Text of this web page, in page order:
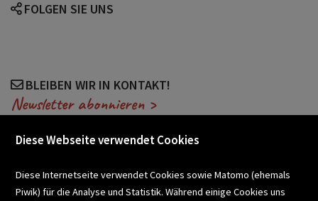
FOLGEN SIE UNS
BLEIBEN WIR IN KONTAKT!
Newsletter abonnieren >
Diese Webseite verwendet Cookies
Diese Internetseite verwendet Cookies sowie Matomo (ehemals
Piwik) für die Analyse und Statistik. Während einige Cookies uns